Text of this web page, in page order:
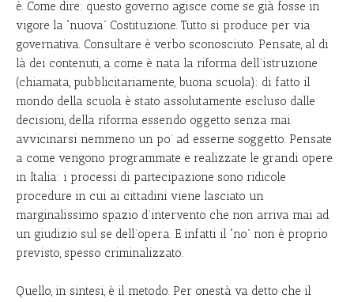
è. Come dire: questo governo agisce come se già fosse in
vigore la “nuova” Costituzione. Tutto si produce per via
governativa. Consultare è verbo sconosciuto. Pensate, al di
là dei contenuti, a come è nata la riforma dell’istruzione
(chiamata, pubblicitariamente, buona scuola): di fatto il
mondo della scuola è stato assolutamente escluso dalle
decisioni, della riforma essendo oggetto senza mai
avvicinarsi nemmeno un po’ ad esserne soggetto. Pensate
a come vengono programmate e realizzate le grandi opere
in Italia: i processi di partecipazione sono ridicole
procedure in cui ai cittadini viene lasciato un
marginalissimo spazio d’intervento che non arriva mai ad
un giudizio sul se dell’opera. E infatti il “no” non è proprio
previsto, spesso criminalizzato.
Quello, in sintesi, è il metodo. Per onestà va detto che il